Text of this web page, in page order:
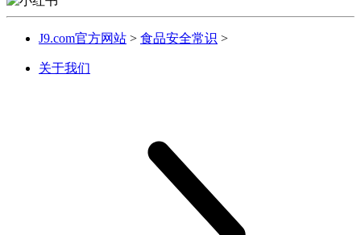
J9.com官方网站 > 食品安全常识 >
关于我们